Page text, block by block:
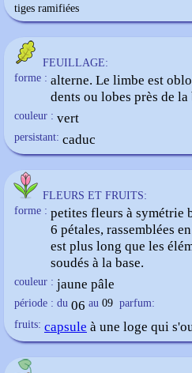
tiges ramifiées
FEUILLAGE:
forme : alterne. Le limbe est
dents ou lobes près de la
couleur : vert
persistant: caduc
FLEURS ET FRUITS:
forme : petites fleurs à symétrie
6 pétales, rassemblées
est plus long que les
soudés à la base.
couleur : jaune pâle
période : du 06 au 09 parfum:
fruits: capsule à une loge qui